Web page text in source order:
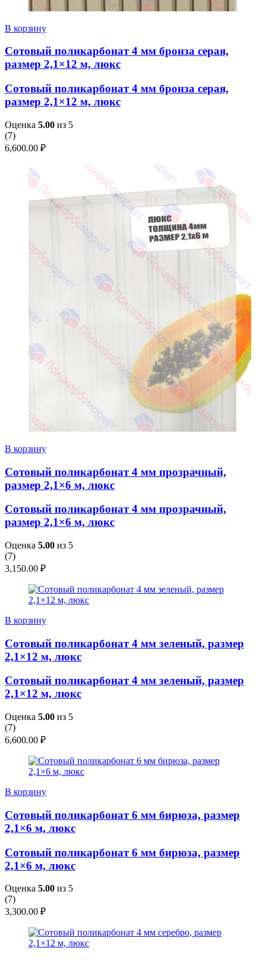
В корзину
Сотовый поликарбонат 4 мм бронза серая,
размер 2,1×12 м, люкс
Сотовый поликарбонат 4 мм бронза серая,
размер 2,1×12 м, люкс
Оценка 5.00 из 5
(7)
6,600.00 ₽
В корзину
Сотовый поликарбонат 4 мм прозрачный,
размер 2,1×6 м, люкс
Сотовый поликарбонат 4 мм прозрачный,
размер 2,1×6 м, люкс
Оценка 5.00 из 5
(7)
3,150.00 ₽
В корзину
Сотовый поликарбонат 4 мм зеленый, размер
2,1×12 м, люкс
Сотовый поликарбонат 4 мм зеленый, размер
2,1×12 м, люкс
Оценка 5.00 из 5
(7)
6,600.00 ₽
В корзину
Сотовый поликарбонат 6 мм бирюза, размер
2,1×6 м, люкс
Сотовый поликарбонат 6 мм бирюза, размер
2,1×6 м, люкс
Оценка 5.00 из 5
(7)
3,300.00 ₽